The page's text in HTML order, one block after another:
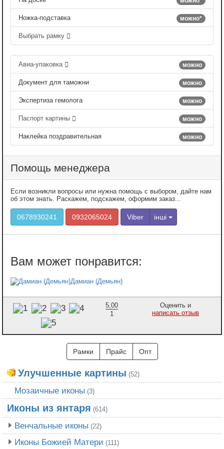
можно*
Ножка-подставка
Выбрать рамку
можно
Авиа-упаковка
можно
Документ для таможни
можно
Экспертиза гемолога
можно
Паспорт картины
можно
Наклейка поздравительная
Помощь менеджера
Если возникли вопросы или нужна помощь с выбором, дайте нам
об этом знать. Раскажем, подскажем, оформим заказ...
0678930241 0932065024 Viber інші
Дамиан (Демьян)
5,00
1
Оценить и
написать отзыв
Рамки Прайс Опт
Улучшенные картины (52)
Мозаичные иконы (3)
Иконы из янтаря (614)
Венчальные иконы (22)
Иконы Божией Матери (111)